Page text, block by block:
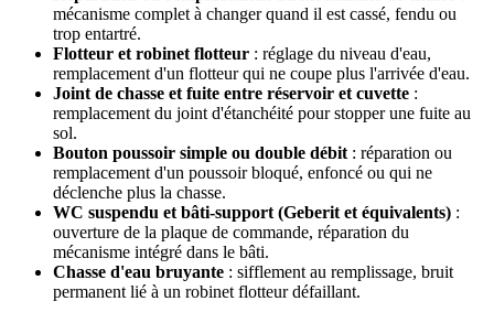
mécanisme complet à changer quand il est cassé, fendu ou
trop entartré.
Flotteur et robinet flotteur : réglage du niveau d'eau,
remplacement d'un flotteur qui ne coupe plus l'arrivée d'eau.
Joint de chasse et fuite entre réservoir et cuvette :
remplacement du joint d'étanchéité pour stopper une fuite au
sol.
Bouton poussoir simple ou double débit : réparation ou
remplacement d'un poussoir bloqué, enfoncé ou qui ne
déclenche plus la chasse.
WC suspendu et bâti-support (Geberit et équivalents) :
ouverture de la plaque de commande, réparation du
mécanisme intégré dans le bâti.
Chasse d'eau bruyante : sifflement au remplissage, bruit
permanent lié à un robinet flotteur défaillant.